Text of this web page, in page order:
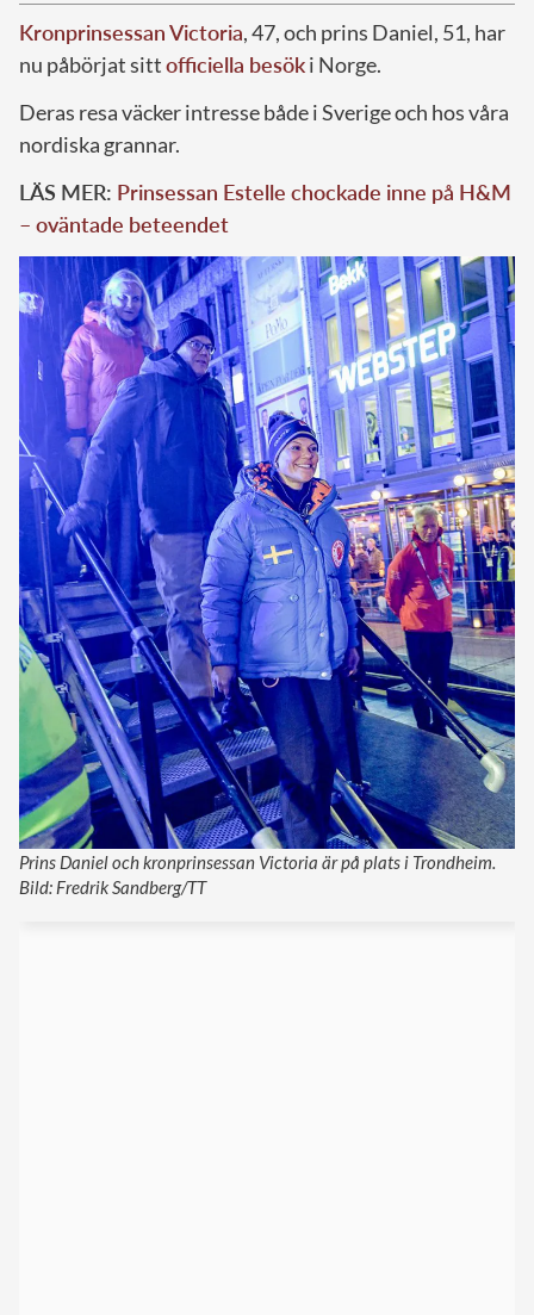
Kronprinsessan Victoria, 47, och prins Daniel, 51, har
nu påbörjat sittofficiella besöki Norge.
Deras resa väcker intresse både i Sverige och hos våra
nordiska grannar.
LÄS MER: Prinsessan Estelle chockade inne på H&M
– oväntade beteendet
Prins Daniel och kronprinsessan Victoria är på plats i Trondheim.
Bild: Fredrik Sandberg/TT